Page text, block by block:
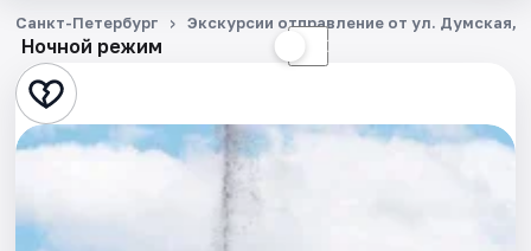
Концерты
Театр
Стендап
Квесты
Ночной режим ☾
Санкт-Петербург Экскурсии отправление от ул. Думская,